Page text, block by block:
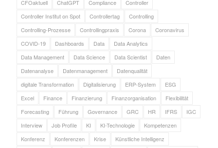
CFOaktuell ChatGPT Compliance
Controller
Controller Institut on Spot
Controllertag
Controlling
Controlling-Prozesse
Controllingpraxis Corona
Coronavirus
COVID-19
Dashboards Data
Data Analytics
Data Management
Data Science Data Scientist
Daten
Datenanalyse
Datenmanagement
Datenqualität
digitale Transformation
Digitalisierung ERP-System
ESG
Excel
Finance Finanzierung Finanzorganisation
Flexibilität
Forecasting
Führung Governance GRC HR IFRS
IGC
Interview
Job Profile KI KI-Technologie
Kompetenzen
Konferenz
Konferenzen Krise
Künstliche Intelligenz